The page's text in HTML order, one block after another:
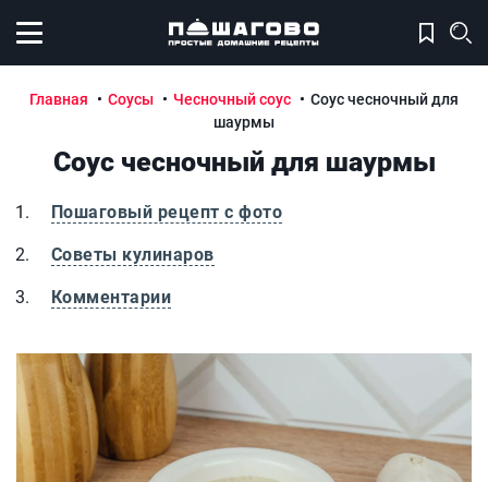
Открыть меню
Главная Соусы Чесночный соус
Соус чесночный для
шаурмы
Соус чесночный для шаурмы
Пошаговый рецепт с фото
Советы кулинаров
Комментарии
Соус чесночный для шаурмы